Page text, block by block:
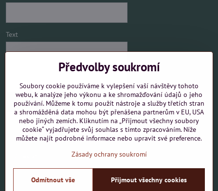
Text
Mám zájem o
Předvolby soukromí
Soubory cookie používáme k vylepšení vaší návštěvy tohoto
webu, k analýze jeho výkonu a ke shromažďování údajů o jeho
používání. Můžeme k tomu použít nástroje a služby třetích stran
a shromážděná data mohou být přenášena partnerům v EU, USA
nebo jiných zemích. Kliknutím na „Přijmout všechny soubory
cookie“ vyjadřujete svůj souhlas s tímto zpracováním. Níže
můžete najít podrobné informace nebo upravit své preference.
Zásady ochrany soukromí
Přijmout všechny cookies
Odmítnout vše